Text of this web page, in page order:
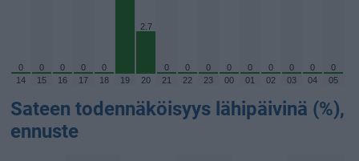
0 0 0 0 0
2.7
0 0 0 0 0 0 0 0
0
14
15 16 17 18 19 20 21 22 23 00 01 02 03 04 05
Sateen todennäköisyys lähipäivinä (%),
ennuste